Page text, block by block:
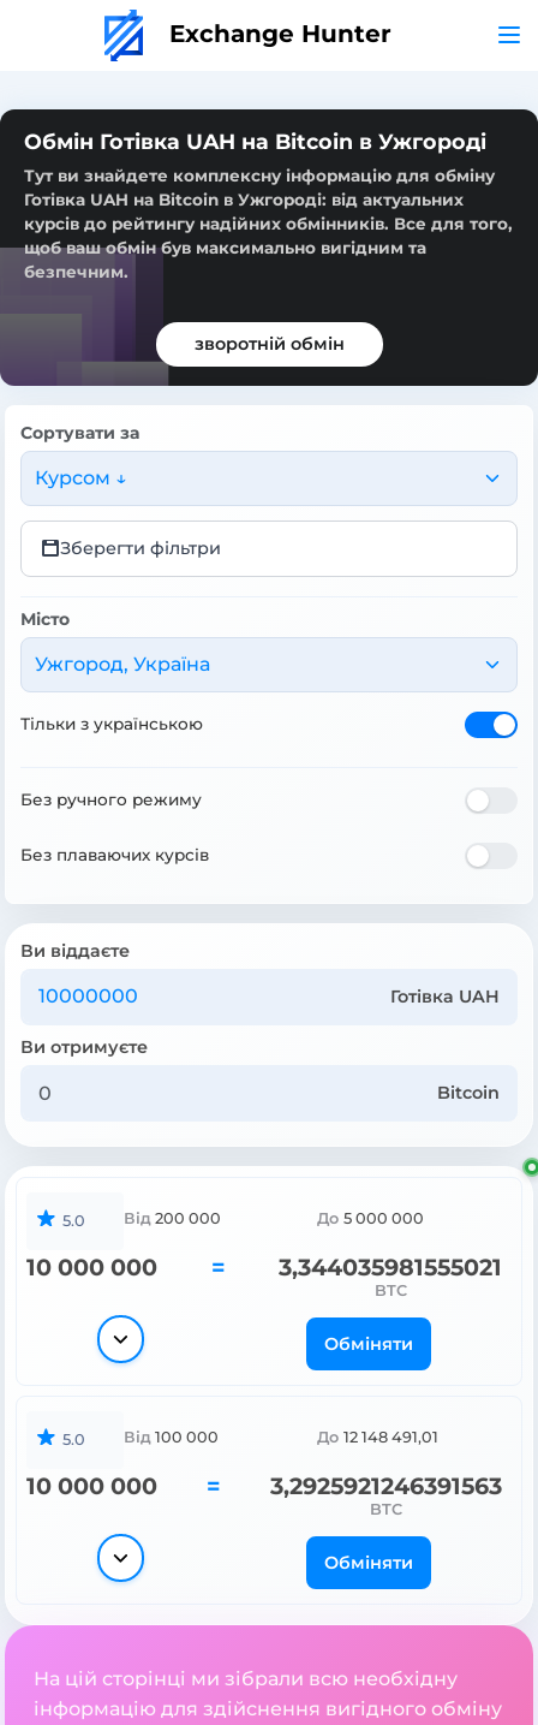
Exchange Hunter
Обмін Готівка UAH на Bitcoin в Ужгороді
Тут ви знайдете комплексну інформацію для обміну
Готівка UAH на Bitcoin в Ужгороді: від актуальних
курсів до рейтингу надійних обмінників. Все для того,
щоб ваш обмін був максимально вигідним та
безпечним.
зворотній обмін
Сортувати за
Курсом ↓
Зберегти фільтри
Місто
Ужгород, Україна
Тільки з українською
Без ручного режиму
Без плаваючих курсів
Ви віддаєте
Готівка UAH
Ви отримуєте
Bitcoin
5.0 Від 200 000 До 5 000 000
10 000 000 = 3,344035981555021
BTC
Обміняти
5.0 Від 100 000 До 12 148 491,01
10 000 000 = 3,2925921246391563
BTC
Обміняти
На цій сторінці ми зібрали всю необхідну
інформацію для здійснення вигідного обміну